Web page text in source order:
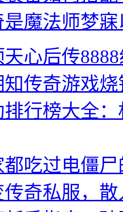
是魔法师梦
心后传
知传奇游戏
行榜大全
吃过电僵尸
奇私服，